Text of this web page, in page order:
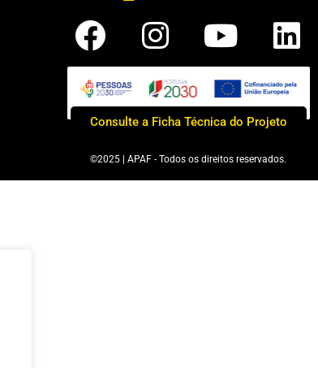
Consulte a Ficha Técnica do Projeto
©2025 | APAF - Todos os direitos reservados.